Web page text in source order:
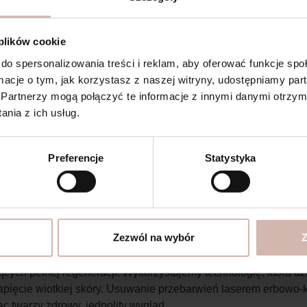
cookie
spersonalizowania treści i reklam, aby oferować funkcje
o tym, jak korzystasz z naszej witryny, udostępniamy
mogą połączyć te informacje z innymi danymi
z ich usług.
Preferencje Statystyka
Zezwól na wybór
naczynek – różne metody
które dotykają wiele osób – skóra wygląda na starszą,
precyzyjnie usunąć zmiany. Nasza oferta obejmuje
i odświeżania skóry. Procedura polega na naświetlaniu
drobin na powierzchni, co pozwala na
jest wygładzona, rozświetlona cera o wyrównanym
pełnej regeneracji. Wykorzystujemy technologię, która
wiotkiej skóry. Usuwanie przebarwień laserem